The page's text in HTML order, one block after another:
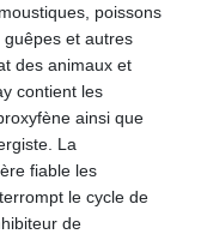
poissons
et autres
des animaux et
contient les
ainsi que
La
fiable les
le cycle de
de